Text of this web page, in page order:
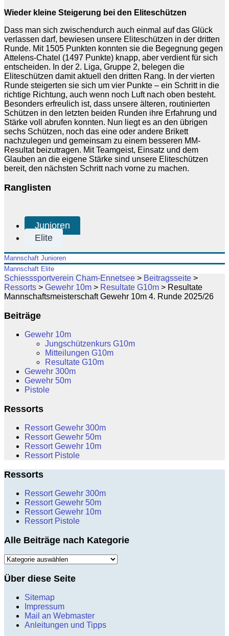
Wieder kleine Steigerung bei den Eliteschützen
Dass man sich zwischendurch auch einmal auf das Glück
verlassen darf, bewiesen unsere Eliteschützen in der dritten
Runde. Mit 1505 Punkten konnten sie die Begegnung gegen
Attelens-Chatel (1497 Punkte) knapp, aber verdient für sich
entscheiden. In der 2. Liga, Gruppe 2, belegen die
Eliteschützen damit aktuell den dritten Rang. In der vierten
Runde steigerten sie sich um vier Punkte – ein Schritt in die
richtige Richtung, auch wenn noch Luft nach oben besteht.
Besonders erfreulich ist, dass unsere älteren, routinierten
Schützen in den letzten beiden Runden ihre Erfahrung und
Stärke voll abrufen konnten. Nun liegt es an den übrigen
sechs Schützen, noch das eine oder andere Brikett
nachzulegen und gemeinsam zu einem besseren MM-
Resultat beizutragen. Mit Teamgeist, Einsatz und dem
Glauben an die eigene Stärke sind unsere Eliteschützen
bereit, den nächsten Schritt nach vorne zu machen.
Ranglisten
Junioren
Elite
Mannschaft Junioren
Mannschaft Elite
Schiesssportverein Cham-Ennetsee > Beitragsseite >
Ressorts > Gewehr 10m > Resultate G10m > Resultate
Mannschaftsmeisterschaft Gewehr 10m 4. Runde 2025/26
Beiträge
Gewehr 10m
Jungschützenkurs G10m
Mitteilungen G10m
Resultate G10m
Gewehr 300m
Gewehr 50m
Pistole
Ressorts
Ressort Gewehr 300m
Ressort Gewehr 50m
Ressort Gewehr 10m
Ressort Pistole
Ressorts
Ressort Gewehr 300m
Ressort Gewehr 50m
Ressort Gewehr 10m
Ressort Pistole
Alle Beiträge nach Kategorie
Alle
nach
Über diese Seite
Sitemap
Impressum
Mail an Webmaster
Anleitungen und Tipps